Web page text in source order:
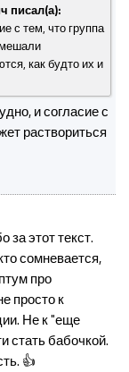
писал(а):
с тем, что группа
как будто их и
и согласие с
раствориться
за этот текст.
сомневается,
про
просто к
Не к "еще
стать бабочкой.
👍